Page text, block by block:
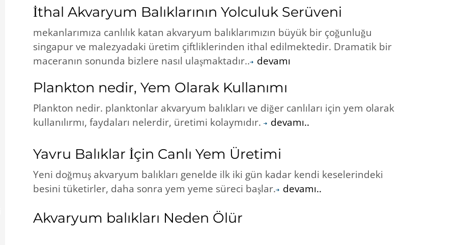
İthal Akvaryum Balıklarının Yolculuk Serüveni
mekanlarımıza canlılık katan akvaryum balıklarımızın büyük bir çoğunluğu
singapur ve malezyadaki üretim çiftliklerinden ithal edilmektedir. Dramatik bir
maceranın sonunda bizlere nasıl ulaşmaktadır.. devamı
Plankton nedir, Yem Olarak Kullanımı
Plankton nedir. planktonlar akvaryum balıkları ve diğer canlıları için yem olarak
kullanılırmı, faydaları nelerdir, üretimi kolaymıdır.
devamı..
Yavru Balıklar İçin Canlı Yem Üretimi
Yeni doğmuş akvaryum balıkları genelde ilk iki gün kadar kendi keselerindeki
besini tüketirler, daha sonra yem yeme süreci başlar. devamı..
Akvaryum balıkları Neden Ölür